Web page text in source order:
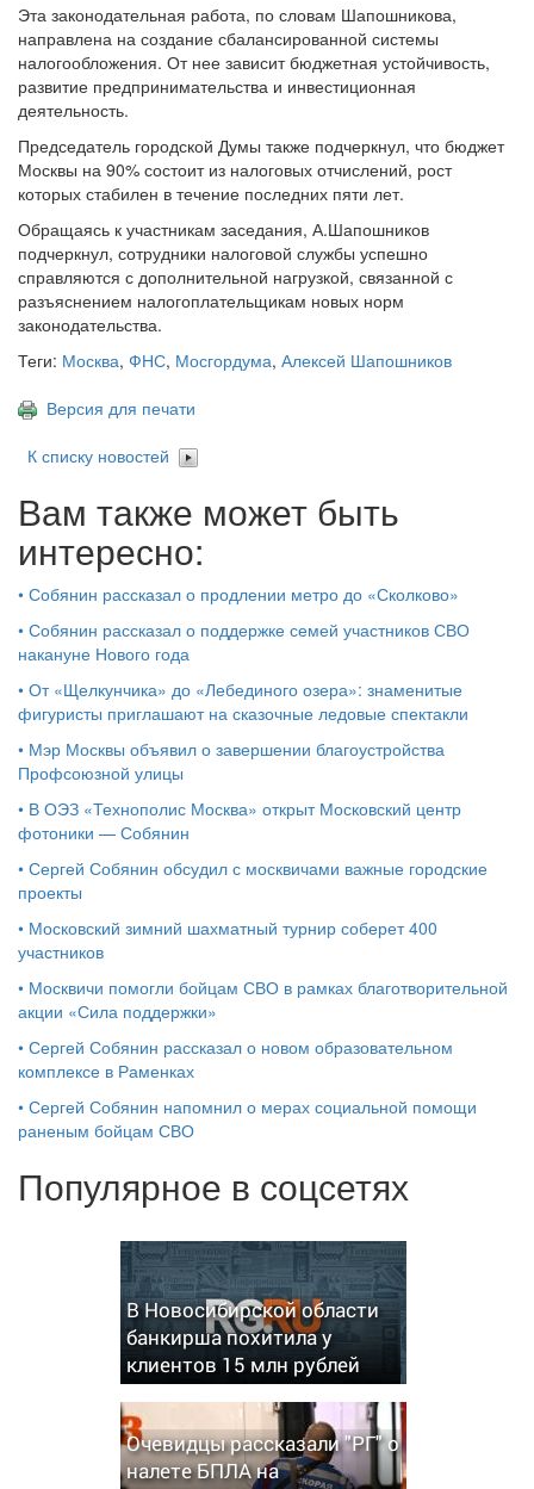
Эта законодательная работа, по словам Шапошникова,
направлена на создание сбалансированной системы
налогообложения. От нее зависит бюджетная устойчивость,
развитие предпринимательства и инвестиционная
деятельность.
Председатель городской Думы также подчеркнул, что бюджет
Москвы на 90% состоит из налоговых отчислений, рост
которых стабилен в течение последних пяти лет.
Обращаясь к участникам заседания, А.Шапошников
подчеркнул, сотрудники налоговой службы успешно
справляются с дополнительной нагрузкой, связанной с
разъяснением налогоплательщикам новых норм
законодательства.
Теги: Москва, ФНС, Мосгордума, Алексей Шапошников
Версия для печати
К списку новостей
Вам также может быть
интересно:
• Собянин рассказал о продлении метро до «Сколково»
• Собянин рассказал о поддержке семей участников СВО
накануне Нового года
• От «Щелкунчика» до «Лебединого озера»: знаменитые
фигуристы приглашают на сказочные ледовые спектакли
• Мэр Москвы объявил о завершении благоустройства
Профсоюзной улицы
• В ОЭЗ «Технополис Москва» открыт Московский центр
фотоники — Собянин
• Сергей Собянин обсудил с москвичами важные городские
проекты
• Московский зимний шахматный турнир соберет 400
участников
• Москвичи помогли бойцам СВО в рамках благотворительной
акции «Сила поддержки»
• Сергей Собянин рассказал о новом образовательном
комплексе в Раменках
• Сергей Собянин напомнил о мерах социальной помощи
раненым бойцам СВО
Популярное в соцсетях
В Новосибирской области
банкирша похитила у
клиентов 15 млн рублей
Очевидцы рассказали "РГ" о
налете БПЛА на